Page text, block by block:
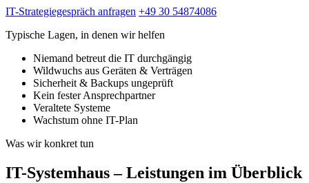
IT-Strategiegespräch anfragen +49 30 54874086
Typische Lagen, in denen wir helfen
Niemand betreut die IT durchgängig
Wildwuchs aus Geräten & Verträgen
Sicherheit & Backups ungeprüft
Kein fester Ansprechpartner
Veraltete Systeme
Wachstum ohne IT-Plan
Was wir konkret tun
IT-Systemhaus – Leistungen im Überblick